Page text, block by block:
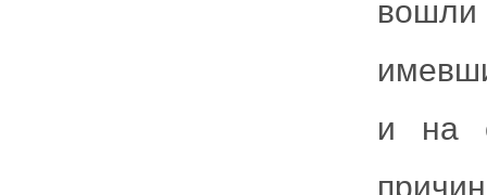
и на